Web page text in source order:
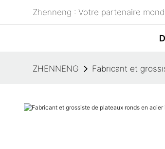
Zhenneng : Votre partenaire
ZHENNENG Fabricant et